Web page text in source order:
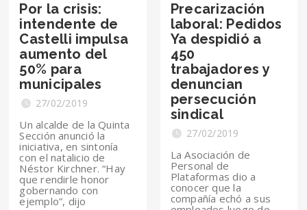
Por la crisis:
intendente de
Castelli impulsa
aumento del
50% para
municipales
27/02/2019
Un alcalde de la Quinta
Sección anunció la
iniciativa, en sintonía
con el natalicio de
Néstor Kirchner. “Hay
que rendirle honor
gobernando con
ejemplo”, dijo
Precarización
laboral: Pedidos
Ya despidió a
450
trabajadores y
denuncian
persecución
sindical
27/02/2019
La Asociación de
Personal de
Plataformas dio a
conocer que la
compañía echó a sus